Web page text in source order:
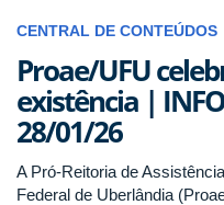
CENTRAL DE CONTEÚDOS
Proae/UFU
existência |
28/01/26
A Pró-Reitoria de
Federal de Uberlândia